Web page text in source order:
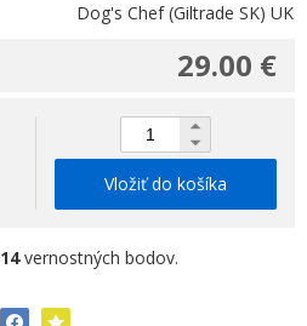
Dog's Chef (Giltrade SK) UK
29.00 €
Vložiť do košíka
14vernostných bodov.